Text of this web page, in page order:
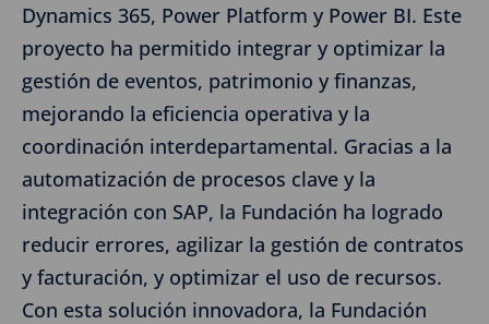
Dynamics 365, Power Platform y Power BI. Este
proyecto ha permitido integrar y optimizar la
gestión de eventos, patrimonio y finanzas,
mejorando la eficiencia operativa y la
coordinación interdepartamental. Gracias a la
automatización de procesos clave y la
integración con SAP, la Fundación ha logrado
reducir errores, agilizar la gestión de contratos
y facturación, y optimizar el uso de recursos.
Con esta solución innovadora, la Fundación